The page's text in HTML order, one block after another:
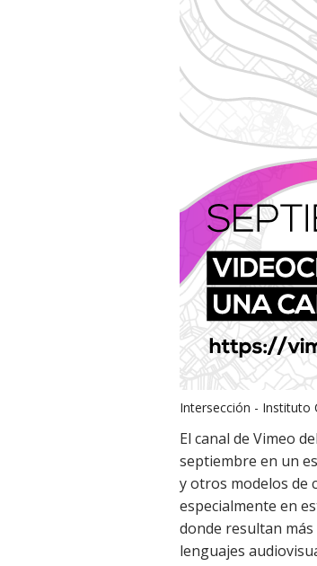
Intersección - Instituto
El canal de Vimeo
septiembre en un
y otros modelos de
especialmente en
donde resultan
lenguajes